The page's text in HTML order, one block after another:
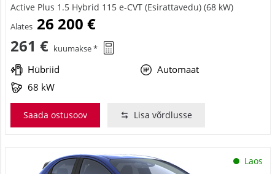
Active Plus 1.5 Hybrid 115 e-CVT (Esirattavedu) (68 kW)
Alates 26 200 €
261 € kuumakse *
Hübriid
Automaat
68 kW
Saada ostusoov Lisa võrdlusse
Laos